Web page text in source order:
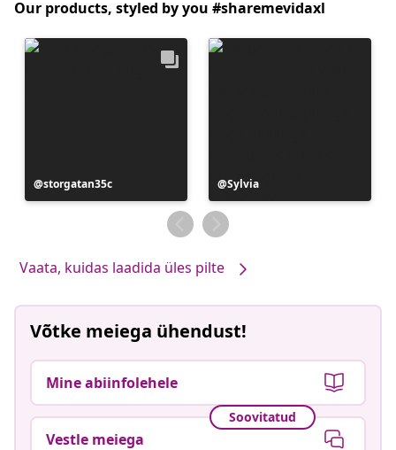
Our products, styled by you #sharemevidaxl
Postitus
avaldatud
storgatan35c
Postitus
avaldatud
Sylvia
Vaata, kuidas laadida üles pilte
Võtke meiega ühendust!
Mine abiinfolehele
Soovitatud
Vestle meiega